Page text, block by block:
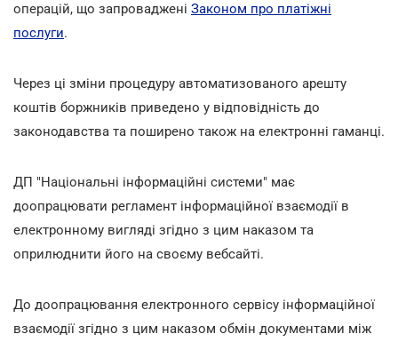
операцій, що запроваджені Законом про платіжні
послуги.
Через ці зміни процедуру автоматизованого арешту
коштів боржників приведено у відповідність до
законодавства та поширено також на електронні гаманці.
ДП "Національні інформаційні системи" має
доопрацювати регламент інформаційної взаємодії в
електронному вигляді згідно з цим наказом та
оприлюднити його на своєму вебсайті.
До доопрацювання електронного сервісу інформаційної
взаємодії згідно з цим наказом обмін документами між